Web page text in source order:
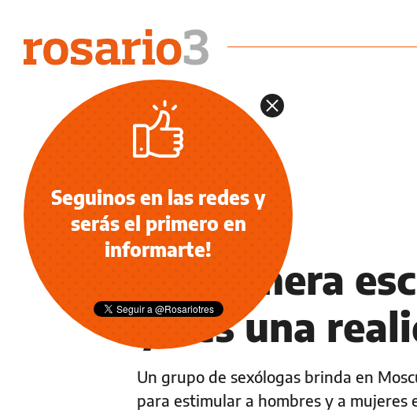
NOTICIAS
La primera
ya es una
Un grupo de sexólogas brinda en
para estimular a hombres y a
Seguinos en las redes y
serás el primero en
informarte!